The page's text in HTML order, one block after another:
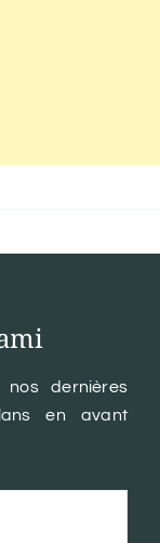
nos dernières
en avant